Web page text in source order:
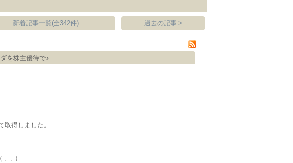
新着記事一覧(全342件) 過去の記事 >
を株主優待で♪
取得しました。
; ; ）